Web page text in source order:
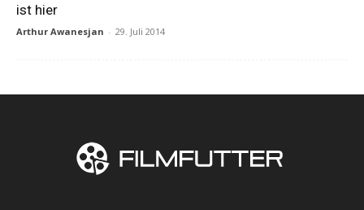
ist hier
Arthur Awanesjan - 29. Juli 2014